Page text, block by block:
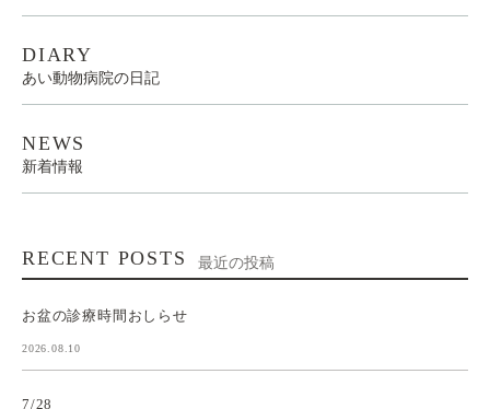
DIARY
あい動物病院の日記
NEWS
新着情報
RECENT POSTS 最近の投稿
お盆の診療時間おしらせ
2026.08.10
7/28